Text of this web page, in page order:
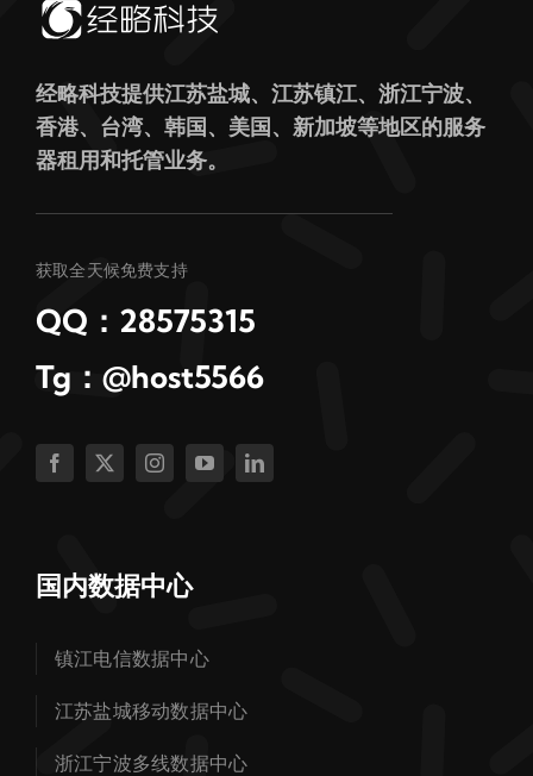
经略科技提供江苏盐城、江苏镇江、浙江宁波、
香港、台湾、韩国、美国、新加坡等地区的服务
器租用和托管业务。
获取全天候免费支持
QQ：28575315
Tg：@host5566
国内数据中心
镇江电信数据中心
江苏盐城移动数据中心
浙江宁波多线数据中心